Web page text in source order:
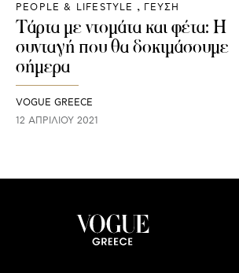
PEOPLE & LIFESTYLE ΓΕΥΣΗ
Τάρτα με ντομάτα και φέτα: Η
συνταγή που θα δοκιμάσουμε
σήμερα
VOGUE GREECE
12 ΑΠΡΙΛΊΟΥ 2021